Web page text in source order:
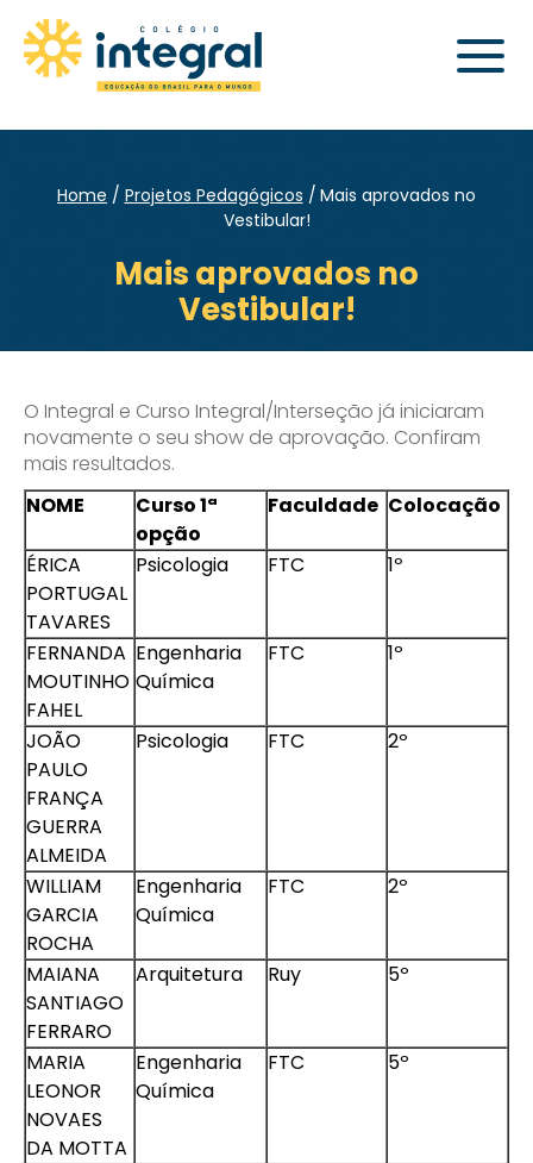
Home Projetos Pedagógicos
Mais aprovados no
Vestibular!
Mais aprovados no
Vestibular!
O Integral e Curso Integral/Interseção já iniciaram
novamente o seu show de aprovação. Confiram
mais resultados.
NOME
Curso 1ª
opção
Faculdade Colocação
ÉRICA
PORTUGAL
TAVARES
Psicologia FTC 1º
FERNANDA
MOUTINHO
FAHEL
Engenharia
Química
FTC 1º
JOÃO
PAULO
FRANÇA
GUERRA
ALMEIDA
Psicologia FTC 2º
WILLIAM
GARCIA
ROCHA
Engenharia
Química
FTC 2º
MAIANA
SANTIAGO
FERRARO
Arquitetura Ruy 5º
MARIA
LEONOR
NOVAES
DA MOTTA
Engenharia
Química
FTC 5º